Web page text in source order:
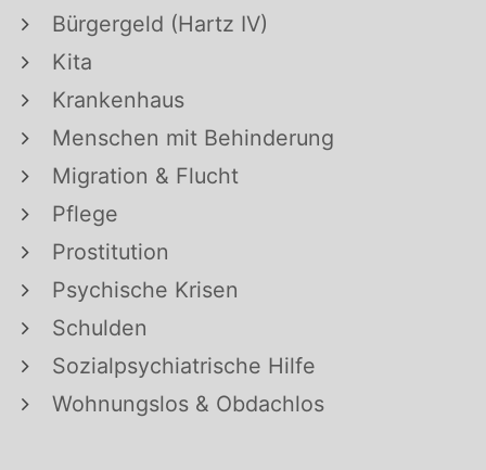
Bürgergeld (Hartz IV)
Kita
Krankenhaus
Menschen mit Behinderung
Migration & Flucht
Pflege
Prostitution
Psychische Krisen
Schulden
Sozialpsychiatrische Hilfe
Wohnungslos & Obdachlos